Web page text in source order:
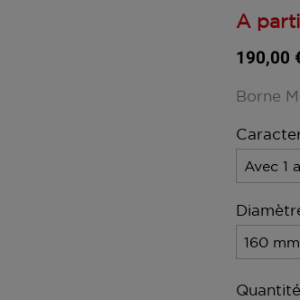
A
190,00
Borne
Quantité